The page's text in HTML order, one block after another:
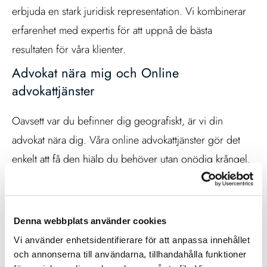
Denna webbplats använder cookies
Vi använder enhetsidentifierare för att anpassa innehållet
och annonserna till användarna, tillhandahålla funktioner
erbjuda en stark juridisk representation. Vi kombinerar
erfarenhet med expertis för att uppnå de bästa
resultaten för våra klienter.
Advokat nära mig och Online
advokattjänster
Oavsett var du befinner dig geografiskt, är vi din
advokat nära dig. Våra online advokattjänster gör det
enkelt att få den hjälp du behöver utan onödig krångel.
tillhandahålla kvalificerad juridisk service.